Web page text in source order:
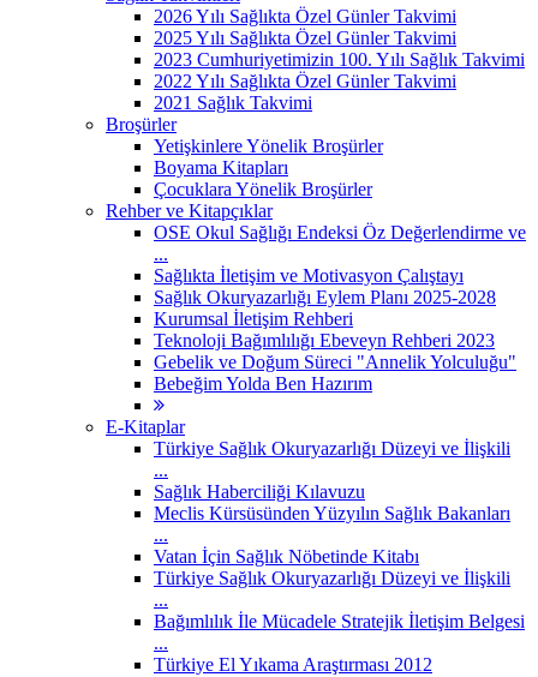
2026 Yılı Sağlıkta Özel Günler Takvimi
2025 Yılı Sağlıkta Özel Günler Takvimi
2023 Cumhuriyetimizin 100. Yılı Sağlık Takvimi
2022 Yılı Sağlıkta Özel Günler Takvimi
2021 Sağlık Takvimi
Broşürler
Yetişkinlere Yönelik Broşürler
Boyama Kitapları
Çocuklara Yönelik Broşürler
Rehber ve Kitapçıklar
OSE Okul Sağlığı Endeksi Öz Değerlendirme ve
...
Sağlıkta İletişim ve Motivasyon Çalıştayı
Sağlık Okuryazarlığı Eylem Planı 2025-2028
Kurumsal İletişim Rehberi
Teknoloji Bağımlılığı Ebeveyn Rehberi 2023
Gebelik ve Doğum Süreci "Annelik Yolculuğu"
Bebeğim Yolda Ben Hazırım
E-Kitaplar
Türkiye Sağlık Okuryazarlığı Düzeyi ve İlişkili
...
Sağlık Haberciliği Kılavuzu
Meclis Kürsüsünden Yüzyılın Sağlık Bakanları
...
Vatan İçin Sağlık Nöbetinde Kitabı
Türkiye Sağlık Okuryazarlığı Düzeyi ve İlişkili
...
Bağımlılık İle Mücadele Stratejik İletişim Belgesi
...
Türkiye El Yıkama Araştırması 2012